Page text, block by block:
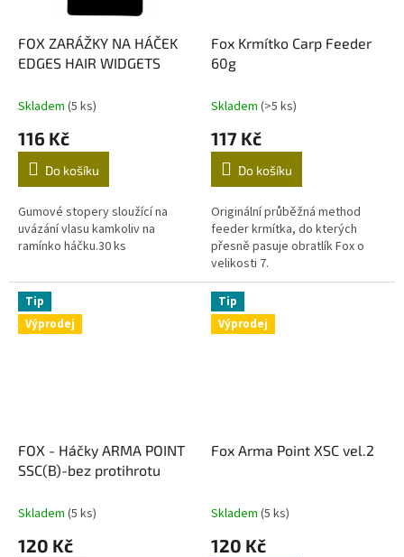
FOX ZARÁŽKY NA HÁČEK
EDGES HAIR WIDGETS
Skladem (5 ks)
116 Kč
Do košíku
Gumové stopery sloužící na
uvázání vlasu kamkoliv na
ramínko háčku.30 ks
Fox Krmítko Carp Feeder
60g
Skladem (>5 ks)
117 Kč
Do košíku
Originální průběžná method
feeder krmítka, do kterých
přesně pasuje obratlík Fox o
velikosti 7.
Tip
Výprodej
FOX - Háčky ARMA POINT
SSC(B)-bez protihrotu
Skladem (5 ks)
120 Kč
Tip
Výprodej
Fox Arma Point XSC vel.2
Skladem (5 ks)
120 Kč